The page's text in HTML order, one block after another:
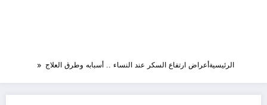
الرئيسيةأعراض ارتفاع السكر عند النساء .. أسبابه وطرق العلاج